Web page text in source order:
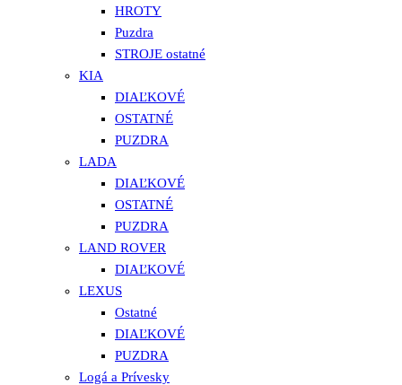
HROTY
Puzdra
STROJE ostatné
KIA
DIAĽKOVÉ
OSTATNÉ
PUZDRA
LADA
DIAĽKOVÉ
OSTATNÉ
PUZDRA
LAND ROVER
DIAĽKOVÉ
LEXUS
Ostatné
DIAĽKOVÉ
PUZDRA
Logá a Prívesky